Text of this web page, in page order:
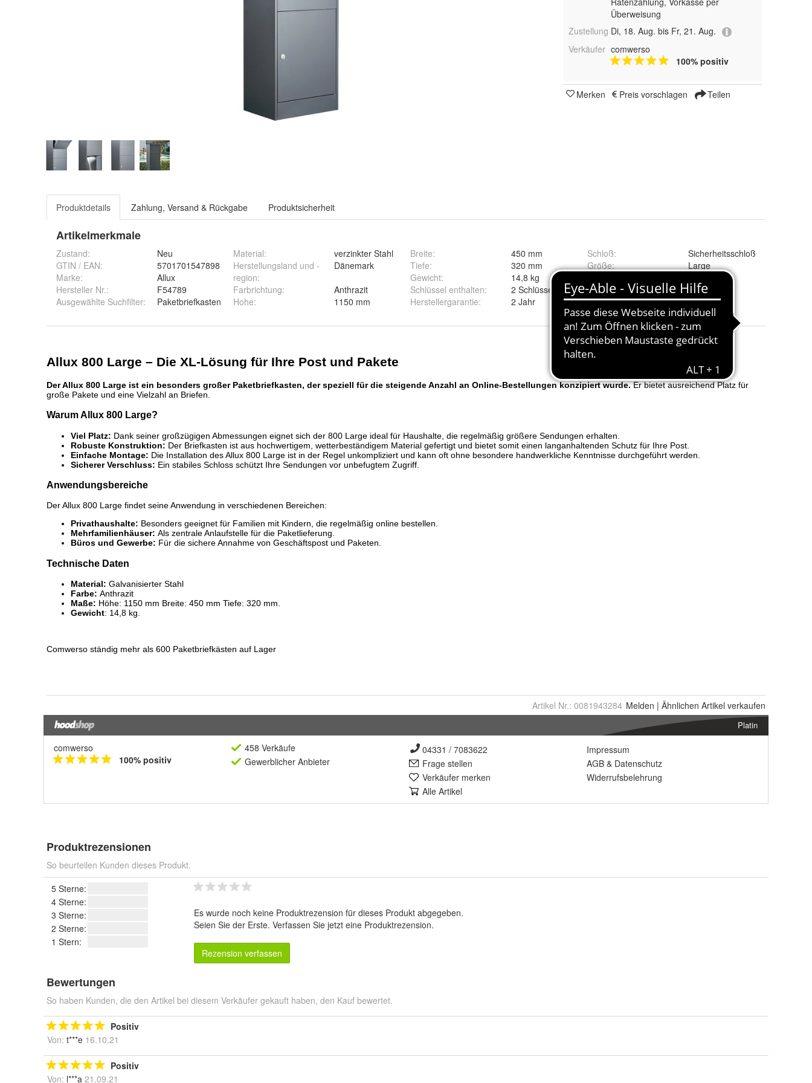
Überweisung
Zustellung Di, 18. Aug. bis Fr, 21. Aug.
Verkäufer comwerso
100% positiv
Merken Preis vorschlagen Teilen
Produktdetails Zahlung, Versand & Rückgabe Produktsicherheit
Artikelmerkmale
Zustand:
Neu
GTIN / EAN:
5701701547898
Marke:
Allux
Hersteller Nr.:
F54789
Ausgewählte Suchfilter: Paketbriefkasten
Material:
verzinkter Stahl
Herstellungsland und -
region:
Dänemark
Farbrichtung:
Anthrazit
Hohe: 1150 mm
Breite:
450 mm
Tiefe:
320 mm
Gewicht:
14,8 kg
Schlüssel enthalten:
2 Schlüssel
Herstellergarantie: 2 Jahr
Schloß:
Sicherheitsschloß
Größe:
Large
Artikel Nr.: 0081943284 Melden | Ähnlichen Artikel verkaufen
Platin
comwerso
100% positiv
458 Verkäufe
Gewerblicher Anbieter
04331 / 7083622
Frage stellen
Verkäufer merken
Alle Artikel
Impressum
AGB & Datenschutz
Widerrufsbelehrung
Produktrezensionen
So beurteilen Kunden dieses Produkt.
5 Sterne:
4 Sterne:
3 Sterne:
2 Sterne:
1 Stern:
Es wurde noch keine Produktrezension für dieses Produkt abgegeben.
Seien Sie der Erste. Verfassen Sie jetzt eine Produktrezension.
Rezension verfassen
Bewertungen
So haben Kunden, die den Artikel bei diesem Verkäufer gekauft haben, den Kauf bewertet.
Positiv
Von: t***e 16.10.21
Positiv
Von: l***a 21.09.21